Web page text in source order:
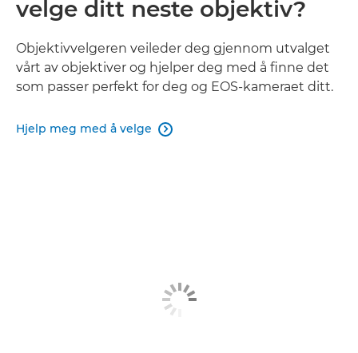
velge ditt neste objektiv?
Objektivvelgeren veileder deg gjennom utvalget
vårt av objektiver og hjelper deg med å finne det
som passer perfekt for deg og EOS-kameraet ditt.
Hjelp meg med å velge 